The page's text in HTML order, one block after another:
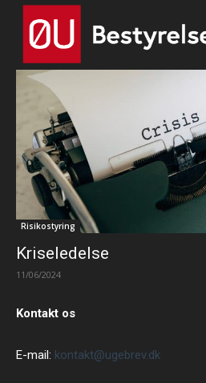
Risikostyring
Kriseledelse
11/06/2024
Kontakt os
E-mail: kontakt@ugebrev.dk